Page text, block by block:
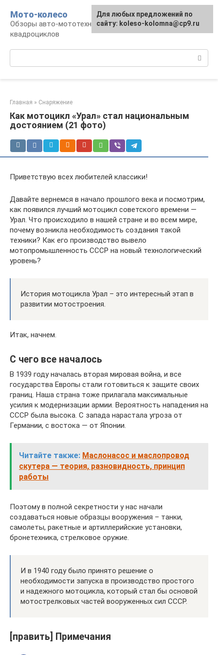
контенту
Мото-колесо
Обзоры авто-мототехники, снегоходов,
квадроциклов
Главная » Снаряжение
Как мотоцикл «Урал» стал национальным
достоянием (21 фото)
Приветствую всех любителей классики!
Давайте вернемся в начало прошлого века и посмотрим,
как появился лучший мотоцикл советского времени —
Урал. Что происходило в нашей стране и во всем мире,
почему возникла необходимость создания такой
техники? Как его производство вывело
мотопромышленность СССР на новый технологический
уровень?
История мотоцикла Урал – это интересный этап в
развитии мотостроения.
Итак, начнем.
С чего все началось
В 1939 году началась вторая мировая война, и все
государства Европы стали готовиться к защите своих
границ. Наша страна тоже прилагала максимальные
усилия к модернизации армии. Вероятность нападения на
СССР была высока. С запада нарастала угроза от
Германии, с востока — от Японии.
Читайте также: Маслонасос и маслопровод
скутера — теория, разновидность, принцип
работы
Поэтому в полной секретности у нас начали
создаваться новые образцы вооружения – танки,
самолеты, ракетные и артиллерийские установки,
бронетехника, стрелковое оружие.
И в 1940 году было принято решение о
необходимости запуска в производство простого
и надежного мотоцикла, который стал бы основой
мотострелковых частей вооруженных сил СССР.
[править] Примечания
Для любых предложений по
сайту: koleso-kolomna@cp9.ru